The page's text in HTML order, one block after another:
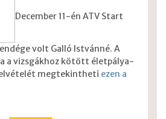
December 11-én ATV Start
volt Galló Istvánné. A
a vizsgákhoz kötött életpálya-
megtekintheti ezen a